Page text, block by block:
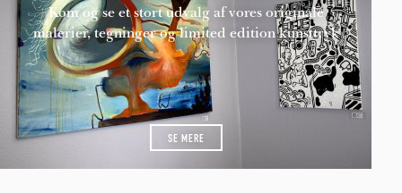
Kom og se et stort udvalg af vores originale
malerier, tegninger og limited edition kunsttryk
SE MERE